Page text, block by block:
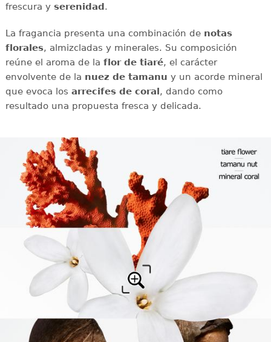
frescura y serenidad .
La fragancia presenta una combinación de notas
florales, almizcladas y minerales. Su composición
reúne el aroma de la flor de tiaré, el carácter
envolvente de la nuez de tamanu y un acorde mineral
que evoca los arrecifes de coral , dando como
resultado una propuesta fresca y delicada.